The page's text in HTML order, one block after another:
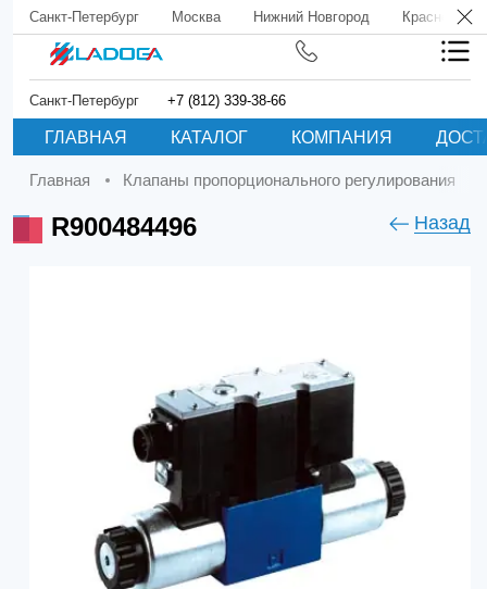
Санкт-Петербург Москва Нижний Новгород Краснодар
Санкт-Петербург +7 (812) 339-38-66
ГЛАВНАЯ КАТАЛОГ КОМПАНИЯ
Главная Клапаны пропорционального регулирования
R900484496 Назад